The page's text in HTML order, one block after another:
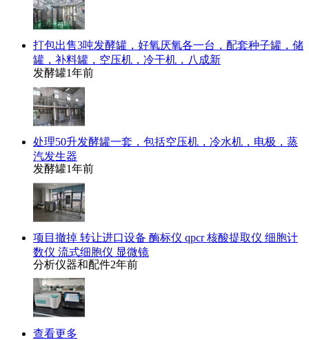
打包出售3吨发酵罐，好氧厌氧各一台，配套种子罐，储
罐，补料罐，空压机，冷干机，八成新
发酵罐1年前
处理50升发酵罐一套，包括空压机，冷水机，电极，蒸
汽发生器
发酵罐1年前
项目撤掉 转让进口设备 酶标仪 qpcr 核酸提取仪 细胞计
数仪 流式细胞仪 显微镜
分析仪器和配件2年前
查看更多